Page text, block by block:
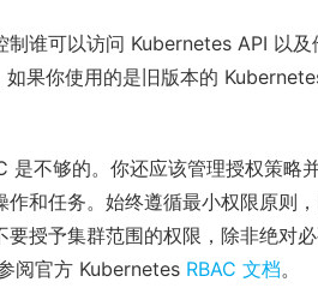
谁可以访问 Kubernetes API 以及
果你使用的是旧版本的
是不够的。你还应该管理授权策略
和任务。始终遵循最小权限原则
授予集群范围的权限，除非绝对
阅官方 Kubernetes RBAC 文档。